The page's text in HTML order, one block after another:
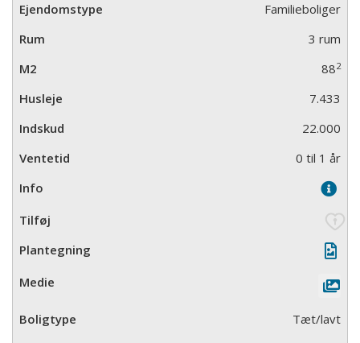
Familieboliger
3 rum
882
7.433
22.000
0 til 1 år
Tæt/lavt